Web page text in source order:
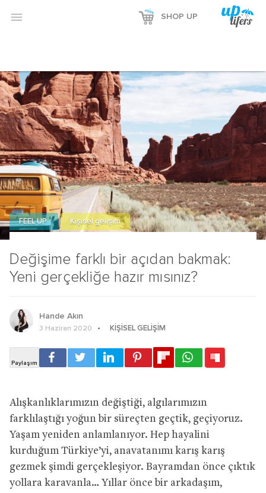
 SHOP UP
Değişime farklı bir açıdan bakmak:
Yeni gerçekliğe hazır mısınız?
FEEL UP Kişisel gelişim
Hande Akın
3 Haziran 2020 KIŞISEL GELIŞIM
Alışkanlıklarımızın değiştiği, algılarımızın
farklılaştığı yoğun bir süreçten geçtik, geçiyoruz.
Yaşam yeniden anlamlanıyor. Hep hayalini
kurduğum Türkiye’yi, anavatanımı karış karış
gezmek şimdi gerçekleşiyor. Bayramdan önce çıktık
yollara karavanla… Yıllar önce bir arkadaşım,